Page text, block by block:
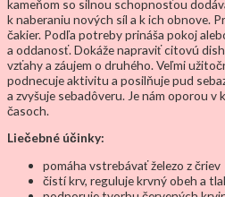
kameňom so silnou schopnosťou
k naberaniu nových síl a k ich obnove.
čakier. Podľa potreby prináša pokoj
a oddanosť. Dokáže napraviť citovú
vzťahy a záujem o druhého. Veľmi
podnecuje aktivitu a posilňuje pud
a zvyšuje sebadôveru. Je nám oporou
časoch.
Liečebné účinky:
pomáha vstrebávať železo z čriev
čistí krv, reguluje krvný obeh a